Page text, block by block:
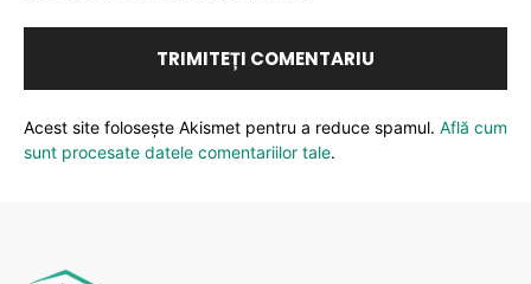
Acest site folosește Akismet pentru a reduce spamul. Află cum
sunt procesate datele comentariilor tale.